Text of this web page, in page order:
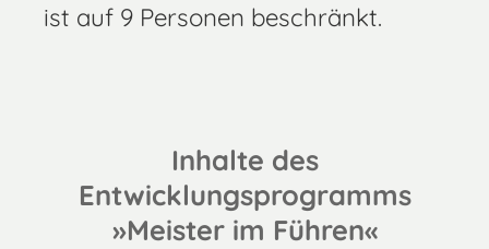
ist auf 9 Personen beschränkt.
Inhalte des
Entwicklungsprogramms
»Meister im Führen«